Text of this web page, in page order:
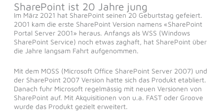
SharePoint ist 20 Jahre jung
Im März 2021 hat SharePoint seinen 20 Geburtstag gefeiert.
2001 kam die erste SharePoint Version namens «SharePoint
Portal Server 2001» heraus. Anfangs als WSS (Windows
SharePoint Service) noch etwas zaghaft, hat SharePoint über
die Jahre langsam Fahrt aufgenommen.
Mit dem MOSS (Microsoft Office SharePoint Server 2007) und
der SharePoint 2007 Version hatte sich das Produkt etabliert.
Danach fuhr Microsoft regelmässig mit neuen Versionen von
SharePoint auf. Mit Akquisitionen von u.a. FAST oder Groove
wurde das Produkt gezielt erweitert.